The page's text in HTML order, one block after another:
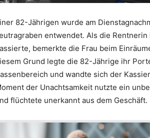
82-Jährigen wurde am
entwendet. Als die
bemerkte die Frau beim
Grund legte die 82-Jährige ihr
und wandte sich der
der Unachtsamkeit nutzte ein
flüchtete unerkannt aus dem Geschäft.